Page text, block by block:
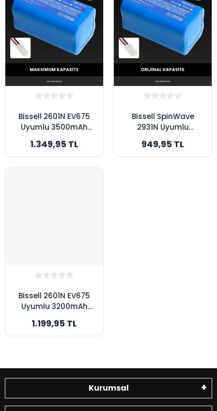
Bissell 2601N EV675
Uyumlu 3500mAh
Bataryası -
Maksimum Kapasite
1.349,95 TL
Bissell SpinWave
2931N Uyumlu
Süpürge Bataryası -
Orijinal Kapasite
949,95 TL
Bissell 2601N EV675
Uyumlu 3200mAh
Bataryası - Yüksek
Kapasite
1.199,95 TL
Kurumsal